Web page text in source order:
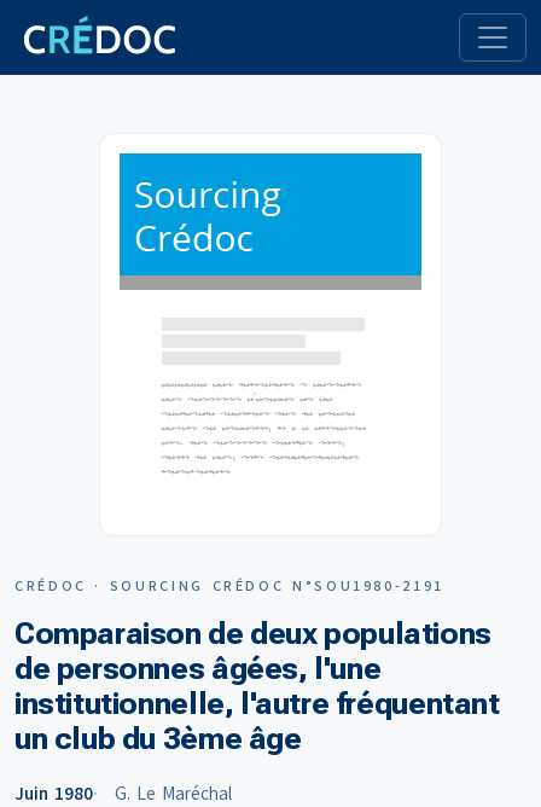
CRÉDOC · SOURCING CRÉDOC N°SOU1980-2191
Comparaison de deux populations
de personnes âgées, l'une
institutionnelle, l'autre fréquentant
un club du 3ème âge
Juin 1980 G. Le Maréchal